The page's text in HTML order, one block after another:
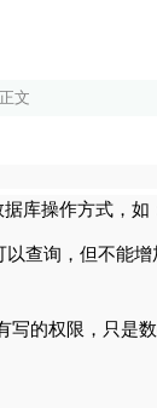
文
库操作方式，如
查询，但不能增
写的权限，只是